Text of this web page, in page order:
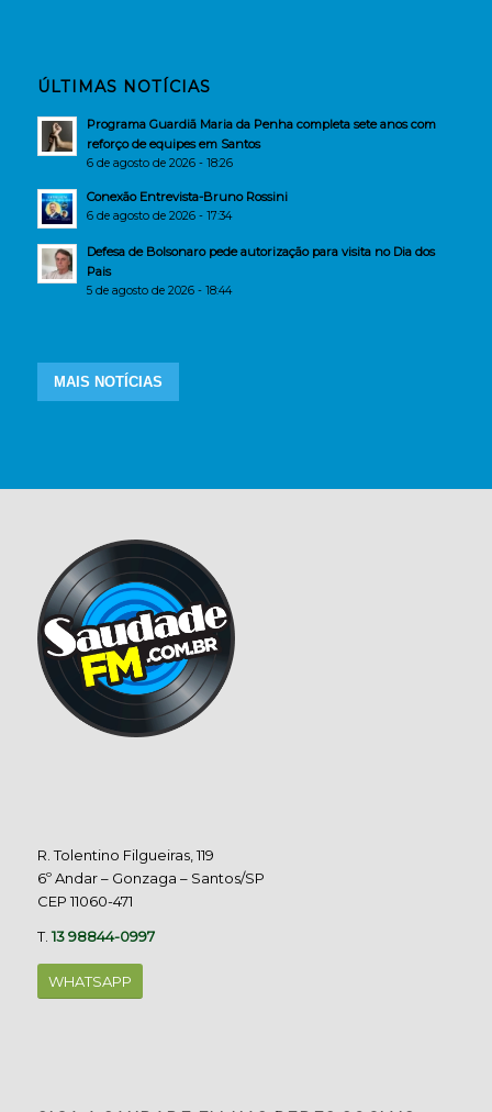
ÚLTIMAS NOTÍCIAS
Programa Guardiã Maria da Penha completa sete anos com
reforço de equipes em Santos
6 de agosto de 2026 - 18:26
Conexão Entrevista-Bruno Rossini
6 de agosto de 2026 - 17:34
Defesa de Bolsonaro pede autorização para visita no Dia dos
Pais
5 de agosto de 2026 - 18:44
MAIS NOTÍCIAS
R. Tolentino Filgueiras, 119
6º Andar – Gonzaga – Santos/SP
CEP 11060-471
T.13 98844-0997
WHATSAPP